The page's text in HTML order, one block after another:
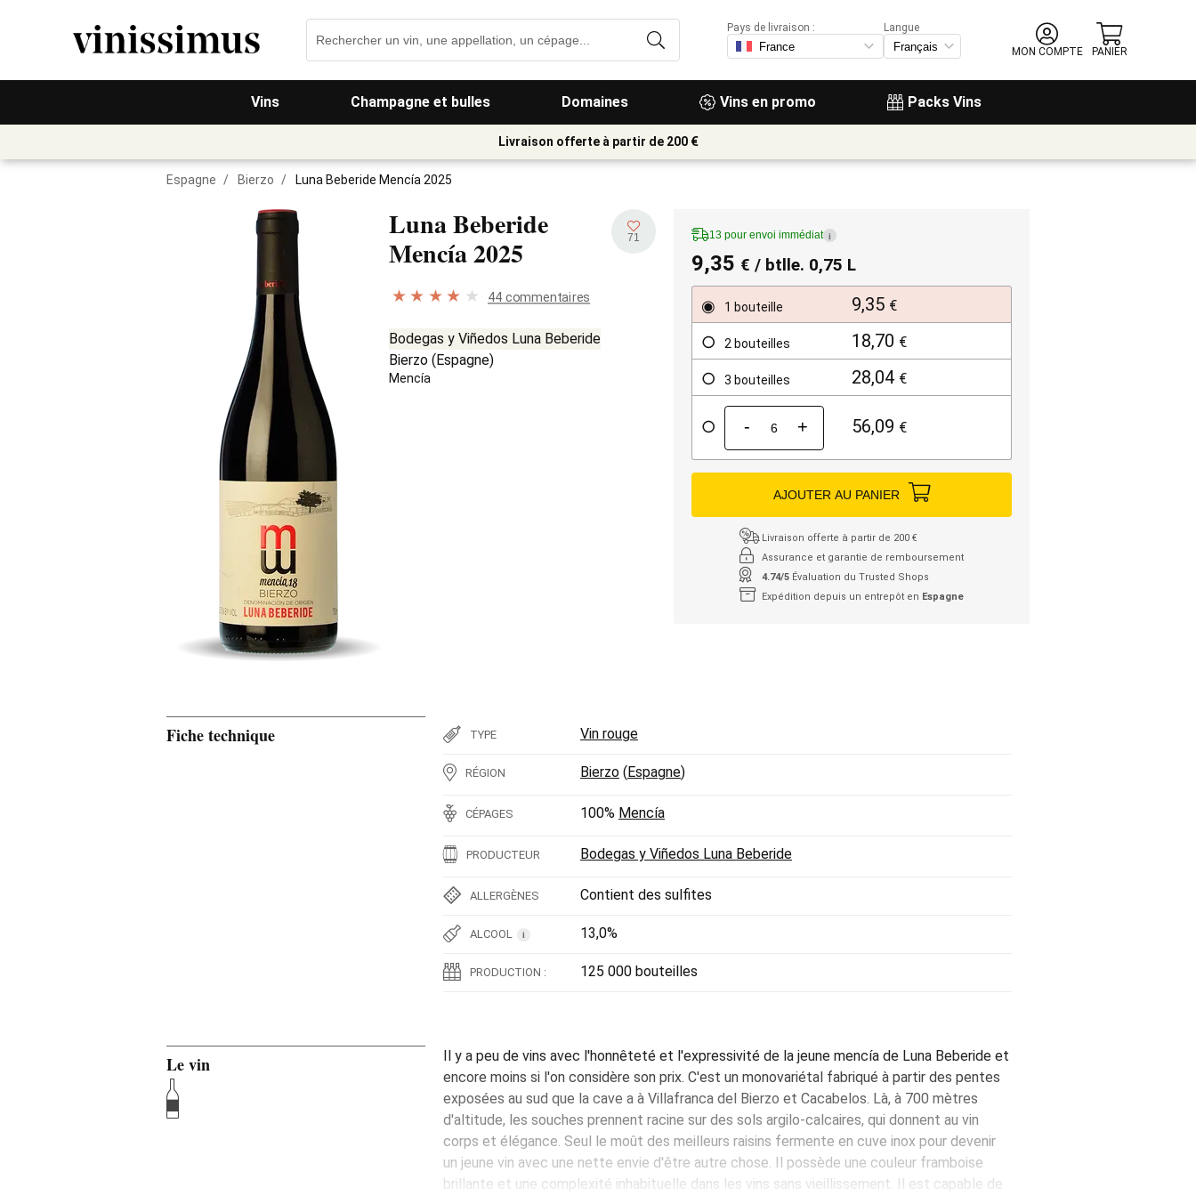
Vins Champagne et bulles Domaines Vins en promo Packs Vins
Pays de livraison :
Langue
MON COMPTE
PANIER
Livraison offerte à partir de 200 €
Espagne / Bierzo / Luna Beberide Mencía 2025
Luna Beberide
Mencía2025 71
44 commentaires
Bodegas y Viñedos Luna Beberide
Bierzo (Espagne)
Mencía
13 pour envoi immédiat i
9,35 € / btlle. 0,75 L
1 bouteille 9,35 €
2 bouteilles 18,70 €
3 bouteilles 28,04 €
- + 56,09 €
AJOUTER AU PANIER
Livraison offerte à partir de 200 €
Assurance et garantie de remboursement
4.74/5 Évaluation du Trusted Shops
Expédition depuis un entrepôt en Espagne
Fiche technique TYPE Vin rouge
RÉGION Bierzo (Espagne)
CÉPAGES 100% Mencía
PRODUCTEUR Bodegas y Viñedos Luna Beberide
ALLERGÈNES Contient des sulfites
ALCOOL i 13,0%
PRODUCTION : 125 000 bouteilles
Le vin
Il y a peu de vins avec l'honnêteté et l'expressivité de la jeune mencía de Luna Beberide et
encore moins si l'on considère son prix. C'est un monovariétal fabriqué à partir des pentes
exposées au sud que la cave a à Villafranca del Bierzo et Cacabelos. Là, à 700 mètres
d'altitude, les souches prennent racine sur des sols argilo-calcaires, qui donnent au vin
corps et élégance. Seul le moût des meilleurs raisins fermente en cuve inox pour devenir
un jeune vin avec une nette envie d'être autre chose. Il possède une couleur framboise
brillante et une complexité inhabituelle dans les vins sans vieillissement. Il est capable de